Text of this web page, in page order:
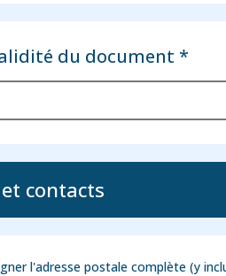
du document *
contacts
l'adresse postale complète (y